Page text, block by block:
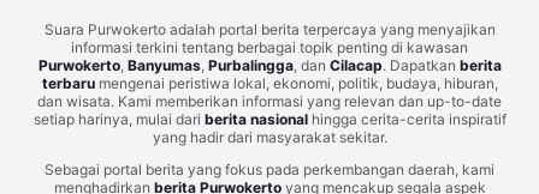
Suara Purwokerto adalah portal berita terpercaya yang menyajikan
informasi terkini tentang berbagai topik penting di kawasan
Purwokerto, Banyumas, Purbalingga, dan Cilacap. Dapatkan berita
terbarumengenai peristiwa lokal, ekonomi, politik, budaya, hiburan,
dan wisata. Kami memberikan informasi yang relevan dan up-to-date
setiap harinya, mulai dari berita nasionalhingga cerita-cerita inspiratif
yang hadir dari masyarakat sekitar.
Sebagai portal berita yang fokus pada perkembangan daerah, kami
menghadirkan berita Purwokertoyang mencakup segala aspek